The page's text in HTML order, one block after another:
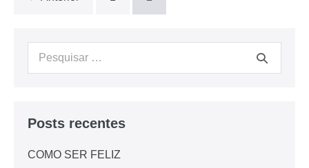
Posts recentes
COMO SER FELIZ